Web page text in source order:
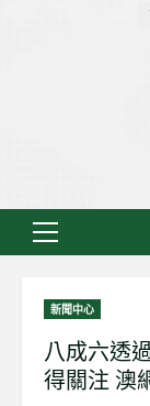
Primary
新聞中心
八成六透
得關注 澳